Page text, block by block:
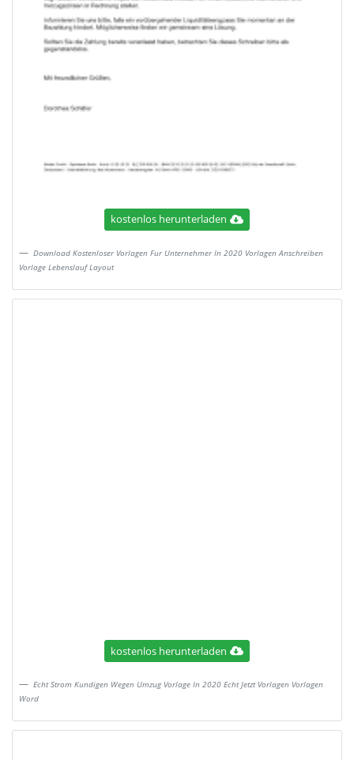
kostenlos herunterladen
Download Kostenloser Vorlagen Fur Unternehmer In 2020 Vorlagen Anschreiben
Vorlage Lebenslauf Layout
kostenlos herunterladen
Echt Strom Kundigen Wegen Umzug Vorlage In 2020 Echt Jetzt Vorlagen Vorlagen
Word